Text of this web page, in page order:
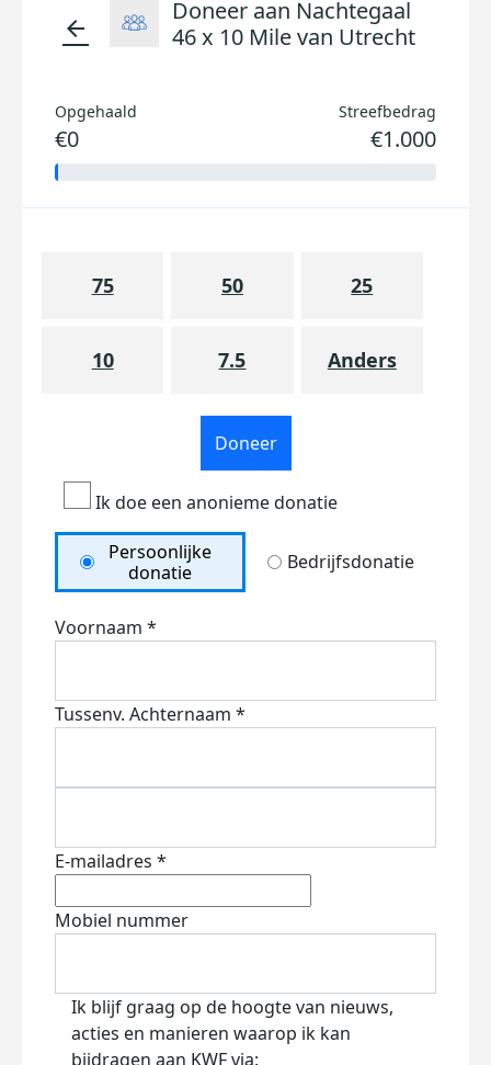
arrow_back
Doneer aan Nachtegaal
46 x 10 Mile van Utrecht
Opgehaald
€0
Streefbedrag
€1.000
75 50 25
10 7.5 Anders
Doneer
Ik doe een anonieme donatie
Persoonlijke
donatie
Bedrijfsdonatie
Voornaam *
Tussenv. Achternaam *
E-mailadres *
Mobiel nummer
Ik blijf graag op de hoogte van nieuws,
acties en manieren waarop ik kan
bijdragen aan KWF via: